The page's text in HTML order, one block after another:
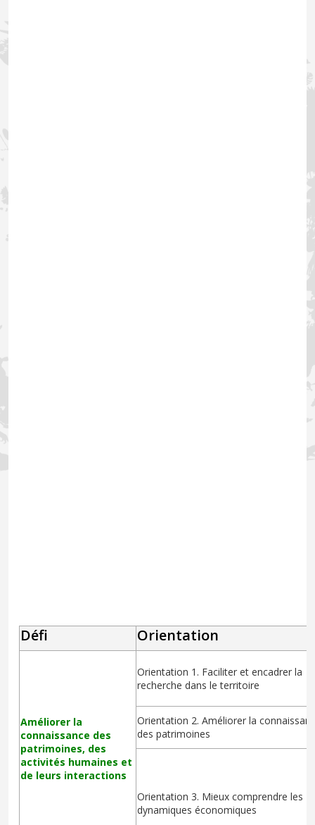
Défi Orientation
Améliorer la
connaissance des
patrimoines, des
activités humaines et
de leurs interactions
Orientation 1. Faciliter et encadrer la
recherche dans le territoire
Orientation 2. Améliorer la
des patrimoines
Orientation 3. Mieux comprendre les
dynamiques économiques